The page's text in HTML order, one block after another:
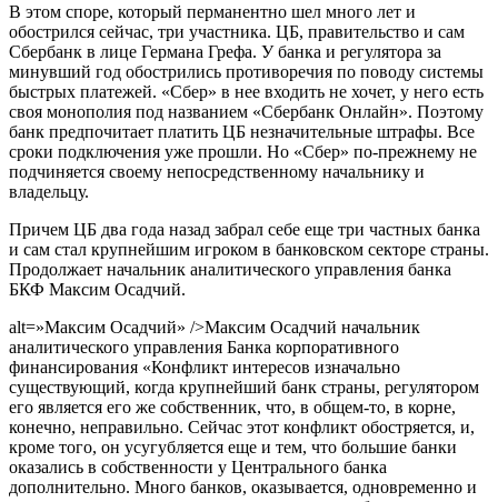
В этом споре, который перманентно шел много лет и
обострился сейчас, три участника. ЦБ, правительство и сам
Сбербанк в лице Германа Грефа. У банка и регулятора за
минувший год обострились противоречия по поводу системы
быстрых платежей. «Сбер» в нее входить не хочет, у него есть
своя монополия под названием «Сбербанк Онлайн». Поэтому
банк предпочитает платить ЦБ незначительные штрафы. Все
сроки подключения уже прошли. Но «Сбер» по-прежнему не
подчиняется своему непосредственному начальнику и
владельцу.
Причем ЦБ два года назад забрал себе еще три частных банка
и сам стал крупнейшим игроком в банковском секторе страны.
Продолжает начальник аналитического управления банка
БКФ Максим Осадчий.
alt=»Максим Осадчий» />Максим Осадчий начальник
аналитического управления Банка корпоративного
финансирования «Конфликт интересов изначально
существующий, когда крупнейший банк страны, регулятором
его является его же собственник, что, в общем-то, в корне,
конечно, неправильно. Сейчас этот конфликт обостряется, и,
кроме того, он усугубляется еще и тем, что большие банки
оказались в собственности у Центрального банка
дополнительно. Много банков, оказывается, одновременно и